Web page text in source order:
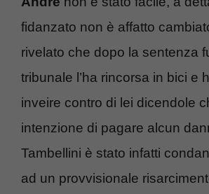
fidanzato non è affatto
rivelato che dopo la sentenza
tribunale l’ha rincorsa in bici e
inveire contro di lei dicendole
intenzione di pagare alcun
Tambellini è stato infatti
ad un provvisionale